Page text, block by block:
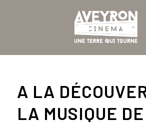
A LA
LA MUSIQUE